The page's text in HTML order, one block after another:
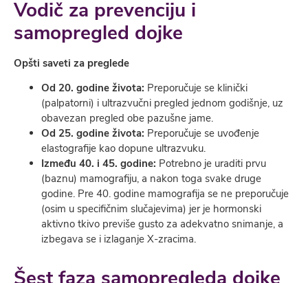
Vodič za prevenciju i
samopregled dojke
Opšti saveti za preglede
Od 20. godine života: Preporučuje se klinički
(palpatorni) i ultrazvučni pregled jednom godišnje, uz
obavezan pregled obe pazušne jame.
Od 25. godine života: Preporučuje se uvođenje
elastografije kao dopune ultrazvuku.
Između 40. i 45. godine: Potrebno je uraditi prvu
(baznu) mamografiju, a nakon toga svake druge
godine. Pre 40. godine mamografija se ne preporučuje
(osim u specifičnim slučajevima) jer je hormonski
aktivno tkivo previše gusto za adekvatno snimanje, a
izbegava se i izlaganje X-zracima.